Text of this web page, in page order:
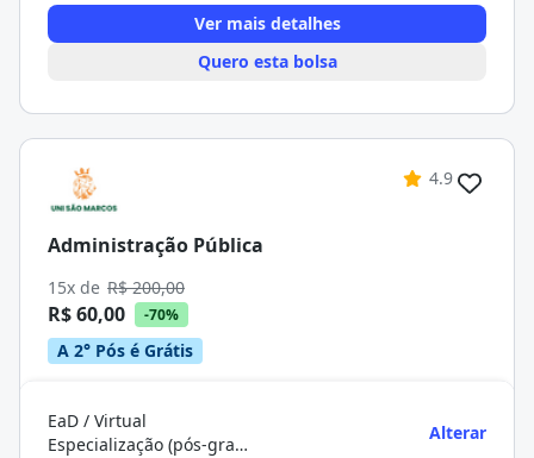
Ver mais detalhes
Quero esta bolsa
4.9
Administração Pública
15x de R$ 200,00
R$ 60,00 -70%
A 2° Pós é Grátis
EaD / Virtual
Especialização (pós-graduação)
Alterar